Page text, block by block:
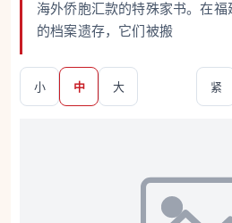
海外侨胞汇款的特殊家书。在
的档案遗存，它们被搬
小 中 大 紧